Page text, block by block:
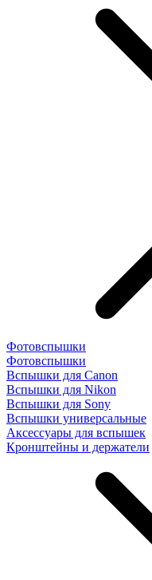
Фотовспышки
Фотовспышки
Вспышки для Canon
Вспышки для Nikon
Вспышки для Sony
Вспышки универсальные
Аксесcуары для вспышек
Кронштейны и держатели